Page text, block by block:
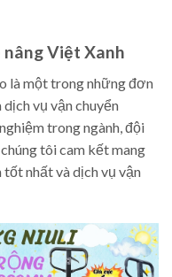
Việt Xanh
là một trong những đơn
dịch vụ vận chuyển
trong ngành, đội
tôi cam kết mang
tốt nhất và dịch vụ vận